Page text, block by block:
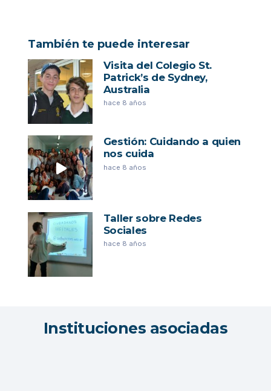
También te puede interesar
Visita del Colegio St.
Patrick’s de Sydney,
Australia
hace 8 años
Gestión: Cuidando a quien
nos cuida
hace 8 años
Taller sobre Redes
Sociales
hace 8 años
Instituciones asociadas